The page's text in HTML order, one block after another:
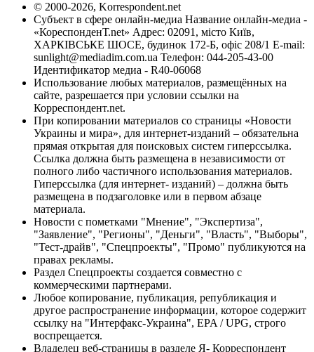
© 2000-2026, Korrespondent.net
Субъект в сфере онлайн-медиа Название онлайн-медиа -
«КореспонденТ.net» Адрес: 02091, місто Київ,
ХАРКІВСЬКЕ ШОСЕ, будинок 172-Б, офіс 208/1 E-mail:
sunlight@mediadim.com.ua Телефон: 044-205-43-00
Идентификатор медиа - R40-06068
Использование любых материалов, размещённых на
сайте, разрешается при условии ссылки на
Корреспондент.net.
При копировании материалов со страницы «Новости
Украины и мира», для интернет-изданий – обязательна
прямая открытая для поисковых систем гиперссылка.
Ссылка должна быть размещена в независимости от
полного либо частичного использования материалов.
Гиперссылка (для интернет- изданий) – должна быть
размещена в подзаголовке или в первом абзаце
материала.
Новости с пометками "Мнение", "Экспертиза",
"Заявление", "Регионы", "Деньги", "Власть", "Выборы",
"Тест-драйв", "Спецпроекты", "Промо" публикуются на
правах рекламы.
Раздел Спецпроекты создается совместно с
коммерческими партнерами.
Любое копирование, публикация, републикация и
другое распространение информации, которое содержит
ссылку на "Интерфакс-Украина", EPA / UPG, строго
воспрещается.
Владелец веб-страницы в разделе Я- Корреспондент